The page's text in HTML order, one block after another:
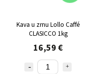
Kava u zrnu Lollo Caffé
CLASICCO 1kg
16,59 €